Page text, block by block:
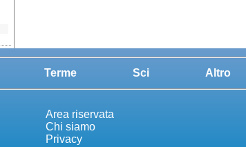
Terme Sci Altro
Area riservata
Chi siamo
Privacy